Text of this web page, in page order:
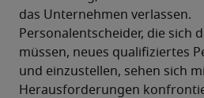
das Unternehmen verlassen.
Personalentscheider, die sich
müssen, neues qualifiziertes
und einzustellen, sehen sich
Herausforderungen